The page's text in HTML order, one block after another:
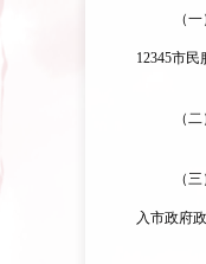
（
12345市
（
（
入市政府